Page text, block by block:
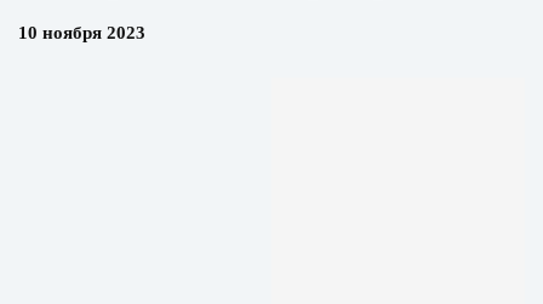
10 ноября 2023